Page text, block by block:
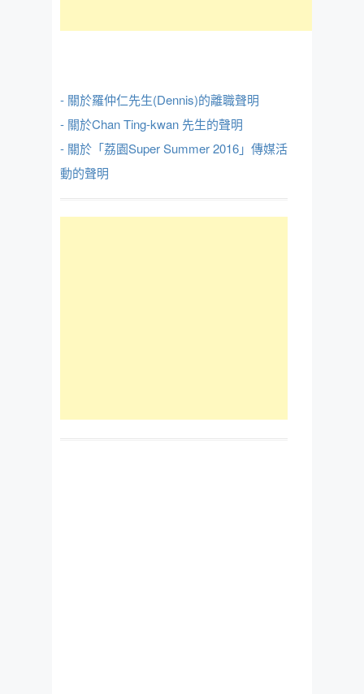
- 關於羅仲仁先生(Dennis)的離職聲明
- 關於Chan Ting-kwan 先生的聲明
- 關於「荔園Super Summer 2016」傳媒活
動的聲明